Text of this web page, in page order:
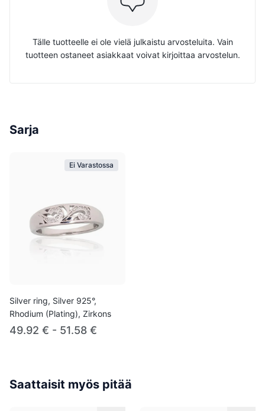
Tälle tuotteelle ei ole vielä julkaistu arvosteluita. Vain
tuotteen ostaneet asiakkaat voivat kirjoittaa arvostelun.
Sarja
Ei Varastossa
Silver ring, Silver 925°,
Rhodium (Plating), Zirkons
49.92 € - 51.58 €
Saattaisit myös pitää